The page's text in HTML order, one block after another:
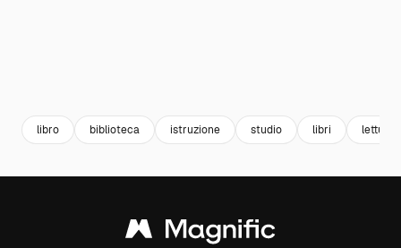
libro biblioteca istruzione studio libri lettura